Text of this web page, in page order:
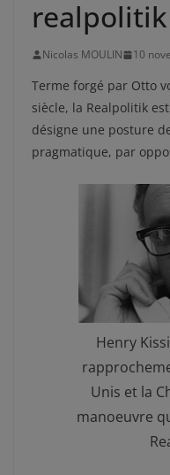
realpolitik
Nicolas MOULIN 10
Terme forgé par Otto
siècle, la Realpolitik
désigne une posture
pragmatique, par
Henry
Unis et la
manoeuvre